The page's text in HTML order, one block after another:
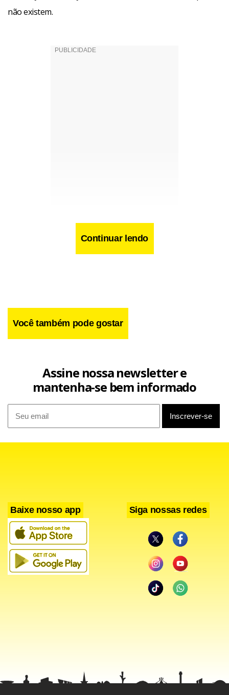
não existem.
Facebook
WhatsApp
LinkedIn
Twitter
X Telegram
Continuar lendo
Você também pode gostar
Assine nossa newsletter e
mantenha-se bem informado
Baixe nosso app Siga nossas redes